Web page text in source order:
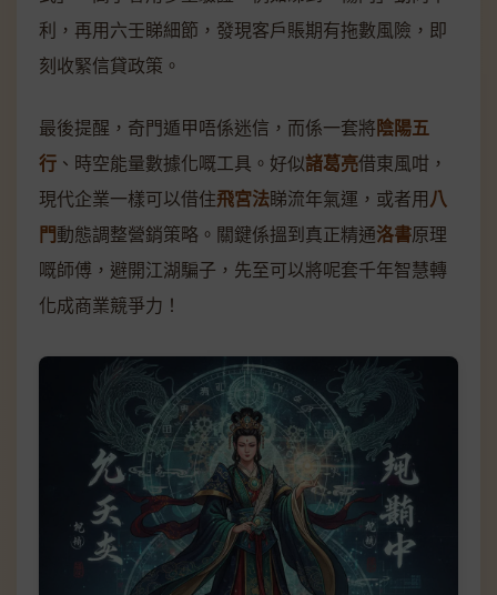
利，再用六壬睇細節，發現客戶賬期有拖數風險，即
刻收緊信貸政策。
最後提醒，奇門遁甲唔係迷信，而係一套將陰陽五
行 、時空能量數據化嘅工具。好似諸葛亮借東風咁，
現代企業一樣可以借住飛宮法睇流年氣運，或者用八
門動態調整營銷策略。關鍵係搵到真正精通洛書原理
嘅師傅，避開江湖騙子，先至可以將呢套千年智慧轉
化成商業競爭力！